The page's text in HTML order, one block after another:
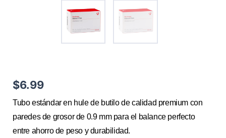
$6.99
Tubo estándar en hule de butilo de calidad premium con
paredes de grosor de 0.9 mm para el balance perfecto
entre ahorro de peso y durabilidad.